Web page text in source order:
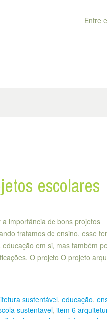
Entre
escolares
importância de bons projetos
tratamos de ensino, esse
em si, mas também
O projeto O projeto
sustentável, educação,
sustentavel, item 6